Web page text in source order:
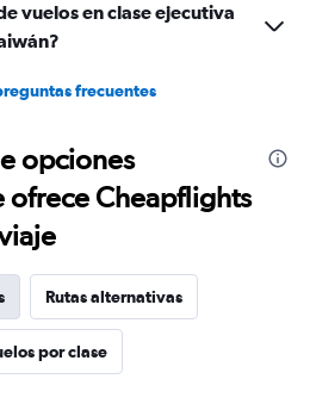
vuelos en clase ejecutiva
frecuentes
opciones
ofrece Cheapflights
Rutas alternativas
por clase